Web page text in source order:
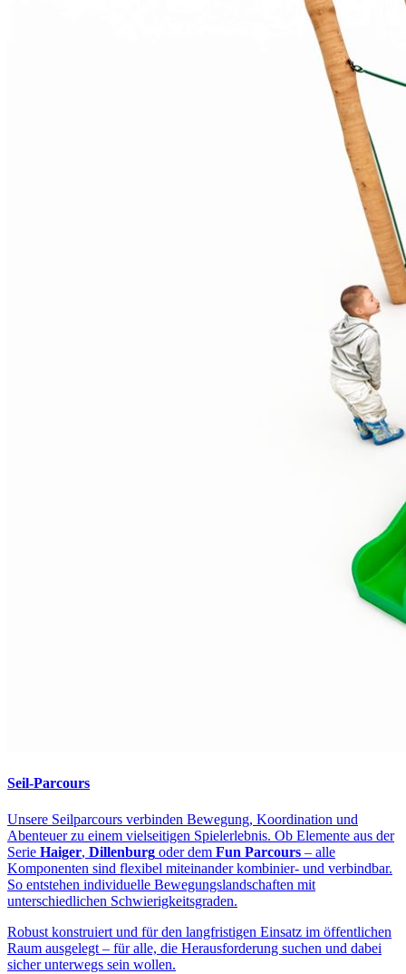
Seil-Parcours
Unsere Seilparcours verbinden Bewegung, Koordination und
Abenteuer zu einem vielseitigen Spielerlebnis. Ob Elemente aus der
Serie Haiger, Dillenburg oder dem Fun Parcours – alle
Komponenten sind flexibel miteinander kombinier- und verbindbar.
So entstehen individuelle Bewegungslandschaften mit
unterschiedlichen Schwierigkeitsgraden.
Robust konstruiert und für den langfristigen Einsatz im öffentlichen
Raum ausgelegt – für alle, die Herausforderung suchen und dabei
sicher unterwegs sein wollen.